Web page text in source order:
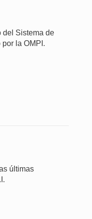
del Sistema de
la OMPI.
últimas